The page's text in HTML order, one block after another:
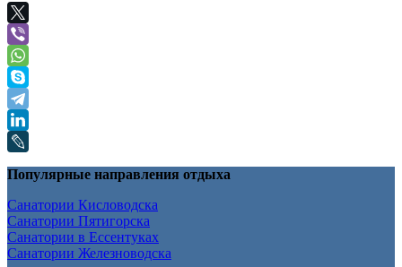
Популярные направления отдыха
Санатории Кисловодска
Санатории Пятигорска
Санатории в Ессентуках
Санатории Железноводска